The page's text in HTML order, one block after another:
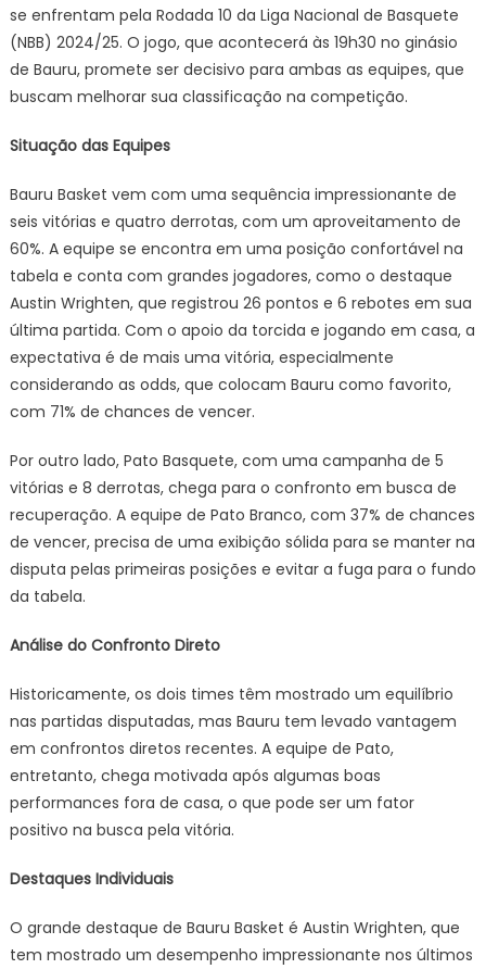
se enfrentam pela Rodada 10 da Liga Nacional de Basquete
(NBB) 2024/25. O jogo, que acontecerá às 19h30 no ginásio
de Bauru, promete ser decisivo para ambas as equipes, que
buscam melhorar sua classificação na competição.
Situação das Equipes
Bauru Basket vem com uma sequência impressionante de
seis vitórias e quatro derrotas, com um aproveitamento de
60%. A equipe se encontra em uma posição confortável na
tabela e conta com grandes jogadores, como o destaque
Austin Wrighten, que registrou 26 pontos e 6 rebotes em sua
última partida. Com o apoio da torcida e jogando em casa, a
expectativa é de mais uma vitória, especialmente
considerando as odds, que colocam Bauru como favorito,
com 71% de chances de vencer.
Por outro lado, Pato Basquete, com uma campanha de 5
vitórias e 8 derrotas, chega para o confronto em busca de
recuperação. A equipe de Pato Branco, com 37% de chances
de vencer, precisa de uma exibição sólida para se manter na
disputa pelas primeiras posições e evitar a fuga para o fundo
da tabela.
Análise do Confronto Direto
Historicamente, os dois times têm mostrado um equilíbrio
nas partidas disputadas, mas Bauru tem levado vantagem
em confrontos diretos recentes. A equipe de Pato,
entretanto, chega motivada após algumas boas
performances fora de casa, o que pode ser um fator
positivo na busca pela vitória.
Destaques Individuais
O grande destaque de Bauru Basket é Austin Wrighten, que
tem mostrado um desempenho impressionante nos últimos